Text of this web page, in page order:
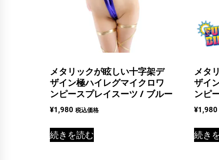
メタリックが眩しい十字架デ
ザイン極ハイレグマイクロワ
ンピースプレイスーツ / ブルー
¥1,980 税込価格
続きを読む
メタ
ザイ
ンピ
¥1,980
続き